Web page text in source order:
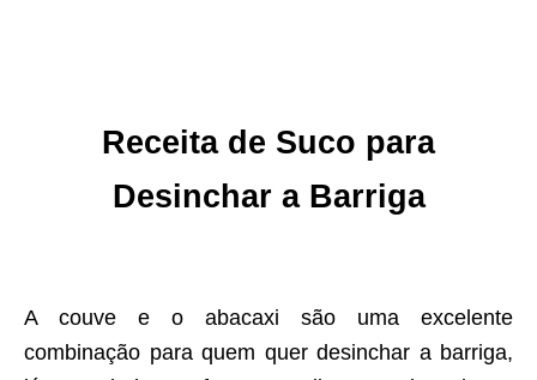
Receita de Suco para
Desinchar a Barriga
A couve e o abacaxi são uma excelente
combinação para quem quer desinchar a barriga,